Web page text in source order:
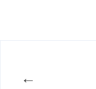
←